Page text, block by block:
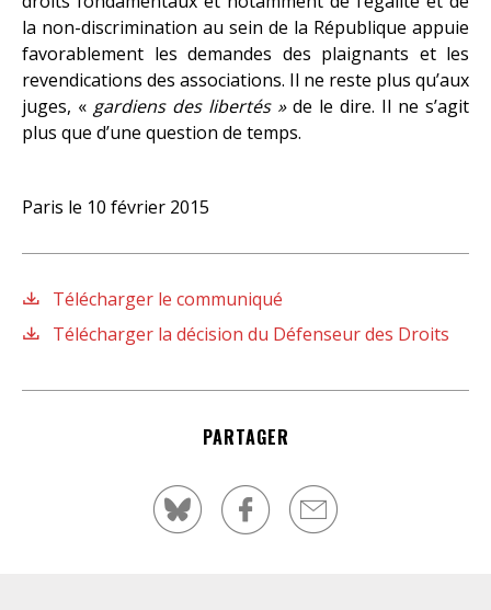
la non-discrimination au sein de la République appuie
favorablement les demandes des plaignants et les
revendications des associations. Il ne reste plus qu’aux
juges, « gardiens des libertés »de le dire. Il ne s’agit
plus que d’une question de temps.
Paris le 10 février 2015
Télécharger le communiqué
Télécharger la décision du Défenseur des Droits
PARTAGER